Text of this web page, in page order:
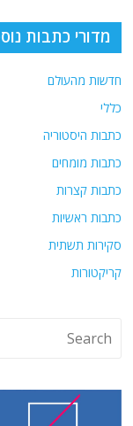
מדורי כתבות
חדשות מהעולם
כללי
כתבות היסטוריה
כתבות מומחים
כתבות קצרות
כתבות ראשיות
סקירות תשתית
קריקטורות